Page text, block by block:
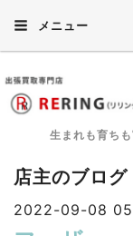
メニュー
生まれも育ち
店主のブログ
2022-09-08